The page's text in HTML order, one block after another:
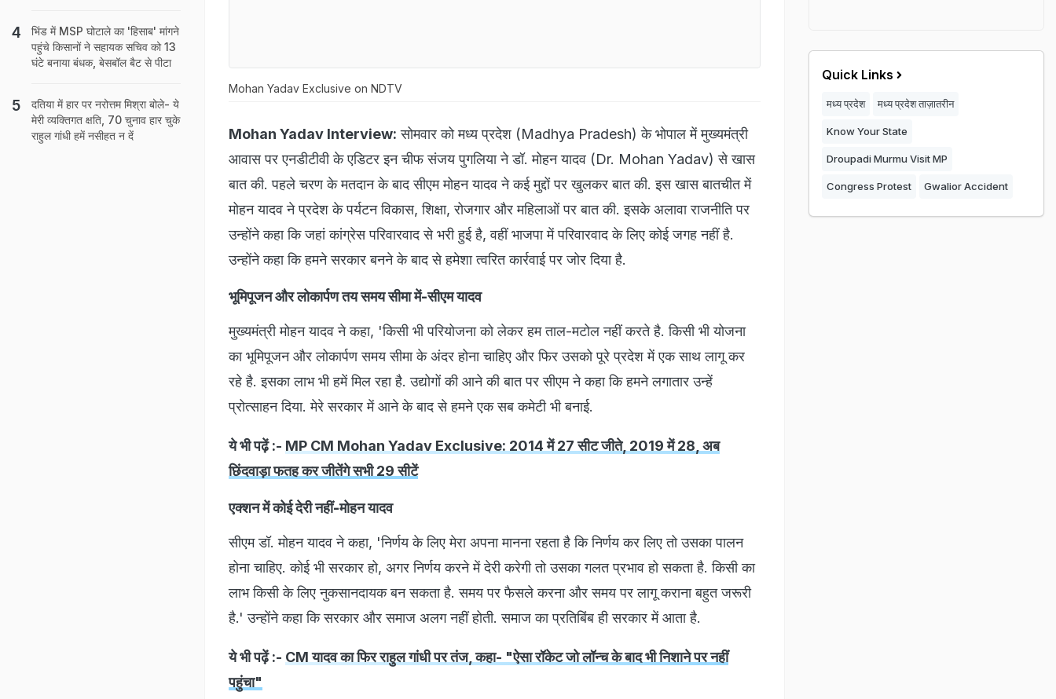
Mohan Yadav Exclusive on NDTV
Mohan Yadav Interview: सोमवार को मध्य प्रदेश (Madhya Pradesh) के भोपाल में मुख्यमंत्री
आवास पर एनडीटीवी के एडिटर इन चीफ संजय पुगलिया ने डॉ. मोहन यादव (Dr. Mohan Yadav) से खास
बात की. पहले चरण के मतदान के बाद सीएम मोहन यादव ने कई मुद्दों पर खुलकर बात की. इस खास बातचीत में
मोहन यादव ने प्रदेश के पर्यटन विकास, शिक्षा, रोजगार और महिलाओं पर बात की. इसके अलावा राजनीति पर
उन्होंने कहा कि जहां कांग्रेस परिवारवाद से भरी हुई है, वहीं भाजपा में परिवारवाद के लिए कोई जगह नहीं है.
उन्होंने कहा कि हमने सरकार बनने के बाद से हमेशा त्वरित कार्रवाई पर जोर दिया है.
भूमिपूजन और लोकार्पण तय समय सीमा में-सीएम यादव
मुख्यमंत्री मोहन यादव ने कहा, 'किसी भी परियोजना को लेकर हम ताल-मटोल नहीं करते है. किसी भी योजना
का भूमिपूजन और लोकार्पण समय सीमा के अंदर होना चाहिए और फिर उसको पूरे प्रदेश में एक साथ लागू कर
रहे है. इसका लाभ भी हमें मिल रहा है. उद्योगों की आने की बात पर सीएम ने कहा कि हमने लगातार उन्हें
प्रोत्साहन दिया. मेरे सरकार में आने के बाद से हमने एक सब कमेटी भी बनाई.
ये भी पढ़ें :- MP CM Mohan Yadav Exclusive: 2014 में 27 सीट जीते, 2019 में 28, अब
छिंदवाड़ा फतह कर जीतेंगे सभी 29 सीटें
एक्शन में कोई देरी नहीं-मोहन यादव
सीएम डॉ. मोहन यादव ने कहा, 'निर्णय के लिए मेरा अपना मानना रहता है कि निर्णय कर लिए तो उसका पालन
होना चाहिए. कोई भी सरकार हो, अगर निर्णय करने में देरी करेगी तो उसका गलत प्रभाव हो सकता है. किसी का
लाभ किसी के लिए नुकसानदायक बन सकता है. समय पर फैसले करना और समय पर लागू कराना बहुत जरूरी
है.' उन्होंने कहा कि सरकार और समाज अलग नहीं होती. समाज का प्रतिबिंब ही सरकार में आता है.
ये भी पढ़ें :- CM यादव का फिर राहुल गांधी पर तंज, कहा- "ऐसा रॉकेट जो लॉन्च के बाद भी निशाने पर नहीं
पहुंचा"
भिंड में MSP घोटाले का 'हिसाब' मांगने
पहुंचे किसानों ने सहायक सचिव को 13
घंटे बनाया बंधक, बेसबॉल बैट से पीटा
दतिया में हार पर नरोत्तम मिश्रा बोले- ये
मेरी व्यक्तिगत क्षति, 70 चुनाव हार चुके
राहुल गांधी हमें नसीहत न दें
Quick Links
मध्य प्रदेश मध्य प्रदेश ताज़ातरीन
Know Your State
Droupadi Murmu Visit MP
Congress Protest Gwalior Accident